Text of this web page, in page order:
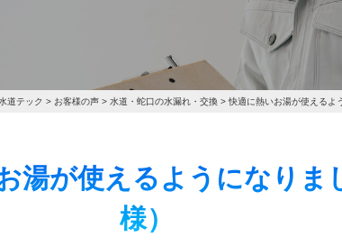
道テック > お客様の声 > 水道・蛇口の水漏れ・交換 > 快適に熱いお湯が使えるよ
湯が使えるようになり
様）